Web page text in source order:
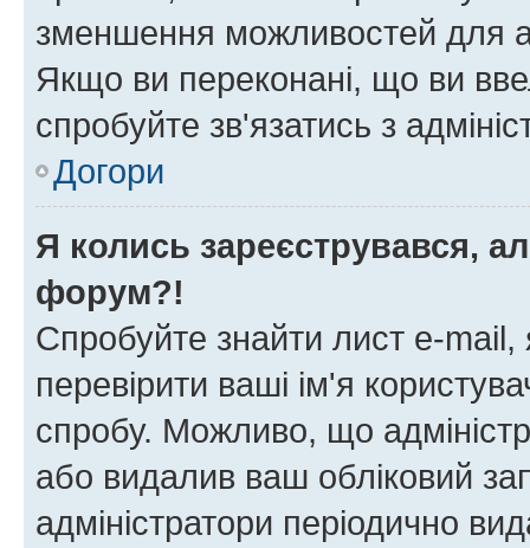
зменшення можливостей для
Якщо ви переконані, що ви
спробуйте зв'язатись з
Догори
Я колись зареєструвався,
форум?!
Спробуйте знайти лист e-mail,
перевірити ваші ім'я
спробу. Можливо, що
або видалив ваш обліковий
адміністратори періодично